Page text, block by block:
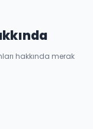
hakkında merak